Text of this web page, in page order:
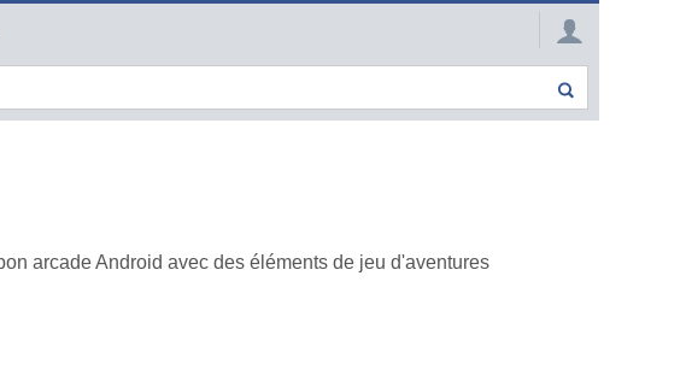
arcade Android avec des éléments de jeu d'aventures